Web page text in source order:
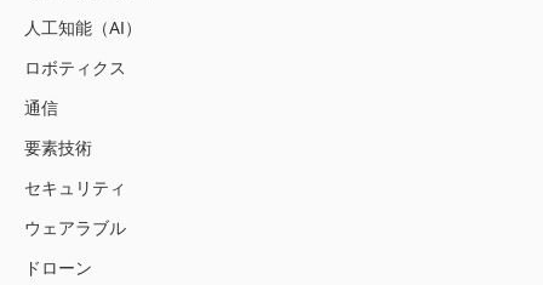
人工知能（AI）
ロボティクス
通信
要素技術
セキュリティ
ウェアラブル
ドローン